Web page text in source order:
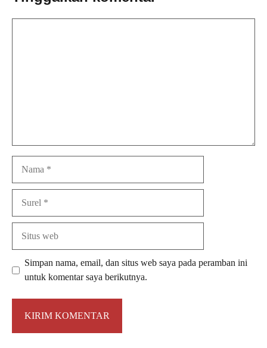
Simpan nama, email, dan situs web saya pada peramban ini
untuk komentar saya berikutnya.